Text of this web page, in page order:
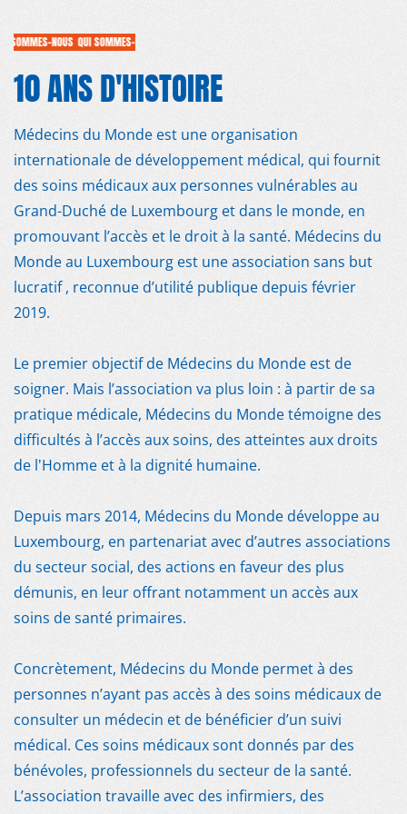
MDM
SUR LE TERRAIN
ACTUALITÉS
PUBLICATIONS
NOUS REJOINDRE
NOUS SOUTENIR
NOUS QUI SOMMES-NOUS
10 ANS D'HISTOIRE
Médecins du Monde est une organisation
internationale de développement médical, qui fournit
des soins médicaux aux personnes vulnérables au
Grand-Duché de Luxembourg et dans le monde, en
promouvant l’accès et le droit à la santé. Médecins du
Monde au Luxembourg est une association sans but
lucratif , reconnue d’utilité publique depuis février
2019.
Le premier objectif de Médecins du Monde est de
soigner. Mais l’association va plus loin : à partir de sa
pratique médicale, Médecins du Monde témoigne des
difficultés à l’accès aux soins, des atteintes aux droits
de lʼHomme et à la dignité humaine.
Depuis mars 2014, Médecins du Monde développe au
Luxembourg, en partenariat avec d’autres associations
du secteur social, des actions en faveur des plus
démunis, en leur offrant notamment un accès aux
soins de santé primaires.
Concrètement, Médecins du Monde permet à des
personnes n’ayant pas accès à des soins médicaux de
consulter un médecin et de bénéficier d’un suivi
médical. Ces soins médicaux sont donnés par des
bénévoles, professionnels du secteur de la santé.
L’association travaille avec des infirmiers, des